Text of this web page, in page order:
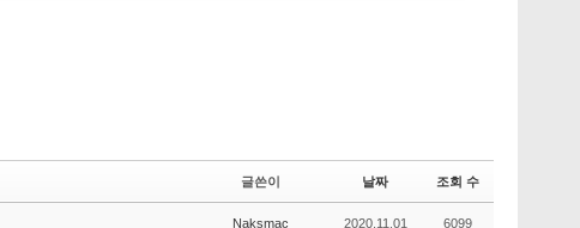
글쓴이 날짜 조회 수
Naksmac 2020.11.01 6099